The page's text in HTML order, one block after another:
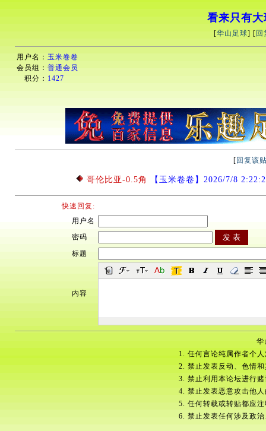
看来只有
[华山足球] [ 回
用户名： 玉米卷卷
会员组： 普通会员
积分： 1427
[ 回复该
哥伦比亚-0.5角 【玉米卷卷】2026/7/8
快速回复:
用户名
密码
标题
内容
华
1. 任何言论纯属作者个
2. 禁止发表反动、色情
3. 禁止利用本论坛进行
4. 禁止发表恶意攻击他
5. 任何转载或转贴都应
6. 禁止发表任何涉及政